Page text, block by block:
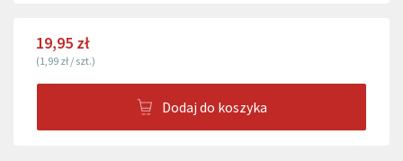
19,95 zł
(1,99 zł / szt.)
Dodaj do koszyka